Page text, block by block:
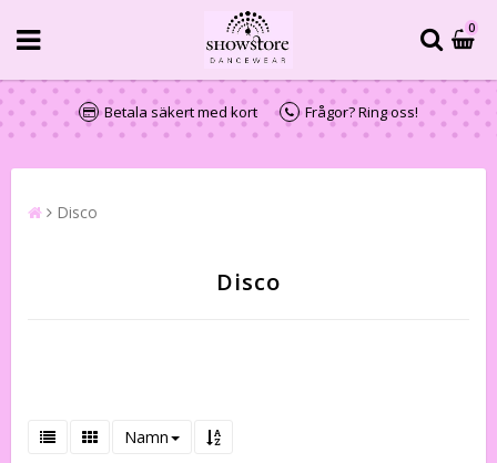
0
Betala säkert med kort Frågor? Ring oss!
Disco
Disco
Namn